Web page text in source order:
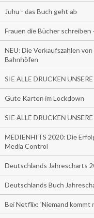
Juhu - das Buch geht ab
Frauen die Bücher
NEU: Die Verkaufszahlen
Bahnhöfen
SIE ALLE DRUCKEN
Gute Karten im Lockdown
SIE ALLE DRUCKEN
MEDIENHITS 2020: Die
Media Control
Deutschlands Jahrescharts
Deutschlands Buch
Bei Netflix: 'Niemand kommt